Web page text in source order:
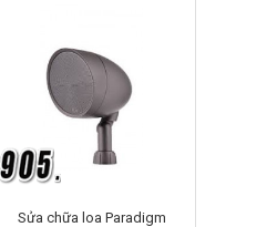
Sửa chữa loa Paradigm